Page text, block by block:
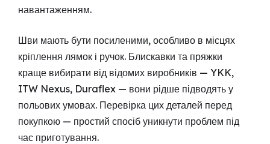
навантаженням.
Шви мають бути посиленими, особливо в місцях
кріплення лямок і ручок. Блискавки та пряжки
краще вибирати від відомих виробників — YKK,
ITW Nexus, Duraflex — вони рідше підводять у
польових умовах. Перевірка цих деталей перед
покупкою — простий спосіб уникнути проблем під
час приготування.